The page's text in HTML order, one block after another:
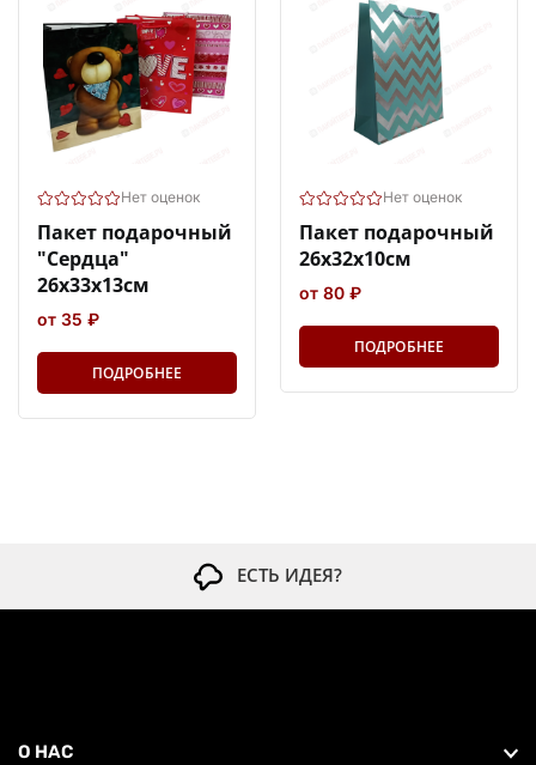
Нет оценок
Пакет подарочный
"Сердца"
26х33х13см
от 35 ₽
ПОДРОБНЕЕ
Нет оценок
Пакет подарочный
26х32х10см
от 80 ₽
ПОДРОБНЕЕ
ЕСТЬ ИДЕЯ?
О НАС